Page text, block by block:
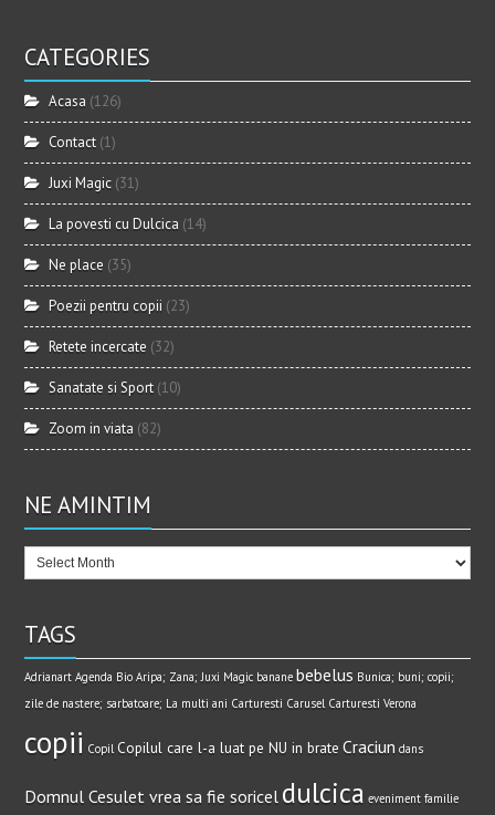
CATEGORIES
Acasa (126)
Contact (1)
Juxi Magic (31)
La povesti cu Dulcica (14)
Ne place (35)
Poezii pentru copii (23)
Retete incercate (32)
Sanatate si Sport (10)
Zoom in viata (82)
NE AMINTIM
TAGS
Adrianart Agenda Bio Aripa; Zana; Juxi Magic banane bebelus Bunica; buni; copii;
zile de nastere; sarbatoare; La multi ani Carturesti Carusel Carturesti Verona
copii Copil Copilul care l-a luat pe NU in brate Craciun dans
Domnul Cesulet vrea sa fie soricel dulcica eveniment familie